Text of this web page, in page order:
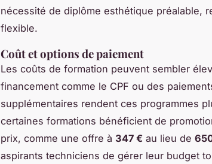
nécessité de diplôme esthétique préalable,
flexible.
Coût et options de paiement
Les coûts de formation peuvent sembler
financement comme le CPF ou des
supplémentaires rendent ces programmes
certaines formations bénéficient de
prix, comme une offre à 347 € au lieu de
aspirants techniciens de gérer leur budget